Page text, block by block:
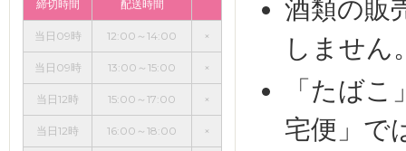
締切時間 配送時間
当日09時 12:00～14:00 ×
当日09時 13:00～15:00 ×
当日12時 15:00～17:00 ×
当日12時 16:00～18:00 ×
酒類の販
しません
「たば
宅便」で